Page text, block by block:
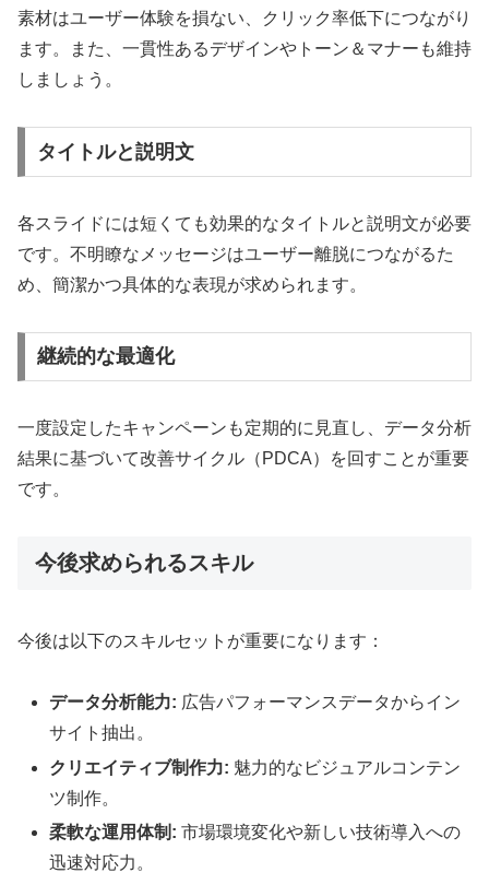
素材はユーザー体験を損ない、クリック率低下につながり
ます。また、一貫性あるデザインやトーン＆マナーも維持
しましょう。
タイトルと説明文
各スライドには短くても効果的なタイトルと説明文が必要
です。不明瞭なメッセージはユーザー離脱につながるた
め、簡潔かつ具体的な表現が求められます。
継続的な最適化
一度設定したキャンペーンも定期的に見直し、データ分析
結果に基づいて改善サイクル（PDCA）を回すことが重要
です。
今後求められるスキル
今後は以下のスキルセットが重要になります：
データ分析能力: 広告パフォーマンスデータからイン
サイト抽出。
クリエイティブ制作力: 魅力的なビジュアルコンテン
ツ制作。
柔軟な運用体制: 市場環境変化や新しい技術導入への
迅速対応力。